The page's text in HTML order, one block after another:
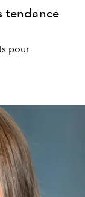
tendance
pour